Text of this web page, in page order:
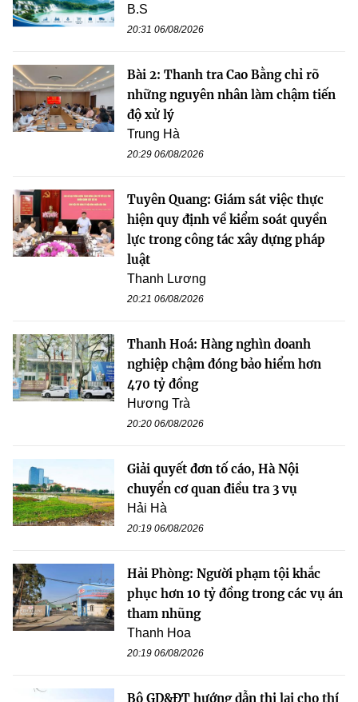
B.S
20:31 06/08/2026
Bài 2: Thanh tra Cao Bằng chỉ rõ
những nguyên nhân làm chậm tiến
độ xử lý
Trung Hà
20:29 06/08/2026
Tuyên Quang: Giám sát việc thực
hiện quy định về kiểm soát quyền
lực trong công tác xây dựng pháp
luật
Thanh Lương
20:21 06/08/2026
Thanh Hoá: Hàng nghìn doanh
nghiệp chậm đóng bảo hiểm hơn
470 tỷ đồng
Hương Trà
20:20 06/08/2026
Giải quyết đơn tố cáo, Hà Nội
chuyển cơ quan điều tra 3 vụ
Hải Hà
20:19 06/08/2026
Hải Phòng: Người phạm tội khắc
phục hơn 10 tỷ đồng trong các vụ án
tham nhũng
Thanh Hoa
20:19 06/08/2026
Bộ GD&ĐT hướng dẫn thi lại cho thí